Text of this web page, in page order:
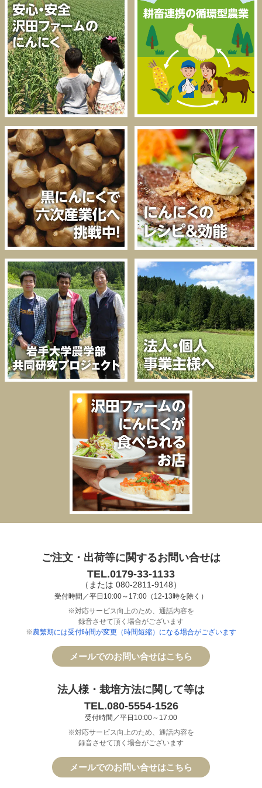
ご注文・出荷等に関するお問い合せは
TEL.0179-33-1133
（または 080-2811-9148）
受付時間／平日10:00～17:00（12-13時を除く）
※対応サービス向上のため、通話内容を
録音させて頂く場合がございます
※農繁期には受付時間が変更（時間短縮）になる場合がございます
メールでのお問い合せはこちら
法人様・栽培方法に関して等は
TEL.080-5554-1526
受付時間／平日10:00～17:00
※対応サービス向上のため、通話内容を
録音させて頂く場合がございます
メールでのお問い合せはこちら